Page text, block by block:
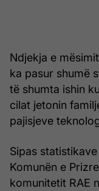
Ndjekja e
ka pasur shumë
të shumta ishin
cilat jetonin
pajisjeve
Sipas
Komunën e
komunitetit RAE